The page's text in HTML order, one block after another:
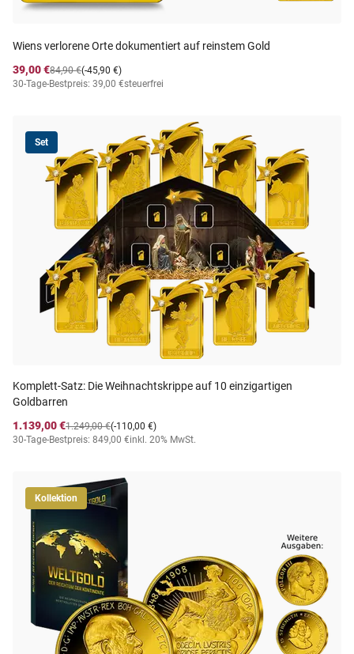
Wiens verlorene Orte dokumentiert auf reinstem Gold
39,00 €
(-45,90 €)
84,90 €
30-Tage-Bestpreis: 39,00 €steuerfrei
Set
Komplett-Satz: Die Weihnachtskrippe auf 10 einzigartigen
Goldbarren
1.139,00 €
(-110,00 €)
1.249,00 €
30-Tage-Bestpreis: 849,00 €inkl. 20% MwSt.
Kollektion